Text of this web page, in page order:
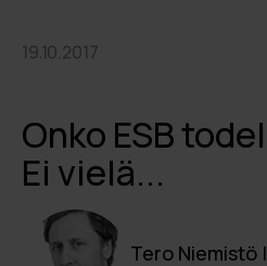
19.10.2017
Onko ESB
Ei vielä...
Tero Niemistö